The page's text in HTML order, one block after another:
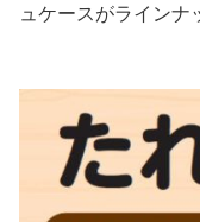
ュケースがラインナ